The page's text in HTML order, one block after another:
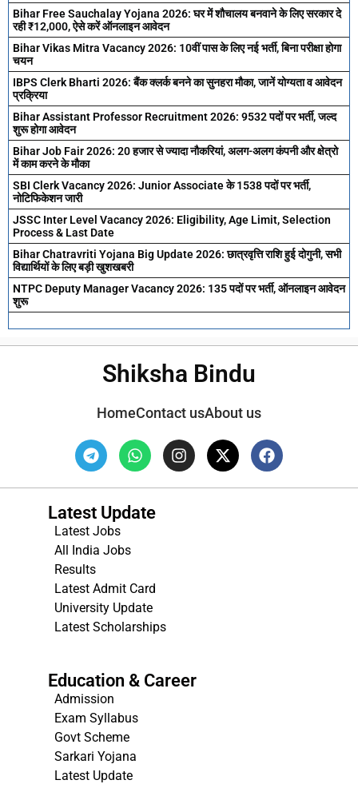
Bihar Free Sauchalay Yojana 2026: घर में शौचालय बनवाने के लिए सरकार दे
रही ₹12,000, ऐसे करें ऑनलाइन आवेदन
Bihar Vikas Mitra Vacancy 2026: 10वीं पास के लिए नई भर्ती, बिना परीक्षा होगा
चयन
IBPS Clerk Bharti 2026: बैंक क्लर्क बनने का सुनहरा मौका, जानें योग्यता व आवेदन
प्रक्रिया
Bihar Assistant Professor Recruitment 2026: 9532 पदों पर भर्ती, जल्द
शुरू होगा आवेदन
Bihar Job Fair 2026: 20 हजार से ज्यादा नौकरियां, अलग-अलग कंपनी और क्षेत्रो
में काम करने के मौका
SBI Clerk Vacancy 2026: Junior Associate के 1538 पदों पर भर्ती,
नोटिफिकेशन जारी
JSSC Inter Level Vacancy 2026: Eligibility, Age Limit, Selection
Process & Last Date
Bihar Chatravriti Yojana Big Update 2026: छात्रवृत्ति राशि हुई दोगुनी, सभी
विद्यार्थियों के लिए बड़ी खुशखबरी
NTPC Deputy Manager Vacancy 2026: 135 पदों पर भर्ती, ऑनलाइन आवेदन
शुरू
Shiksha Bindu
HomeContact usAbout us
Latest Update
Latest Jobs
All India Jobs
Results
Latest Admit Card
University Update
Latest Scholarships
Education & Career
Admission
Exam Syllabus
Govt Scheme
Sarkari Yojana
Latest Update